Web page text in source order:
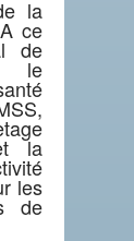
la
ce
de
le
la
les
de